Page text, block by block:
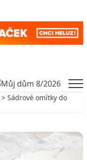
> Sádrové omítky do